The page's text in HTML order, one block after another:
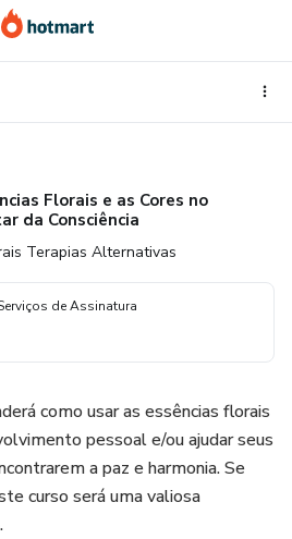
Florais e as Cores no
da Consciência
Terapias Alternativas
de Assinatura
como usar as essências florais
pessoal e/ou ajudar seus
a paz e harmonia. Se
curso será uma valiosa